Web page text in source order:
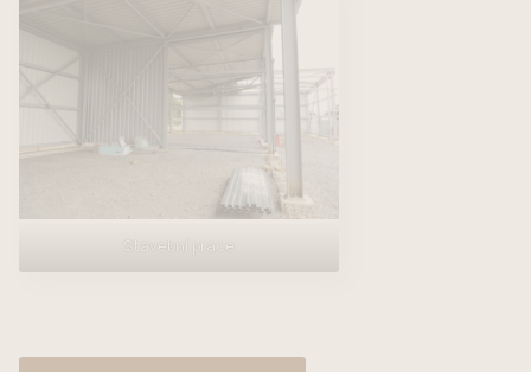
Stavební práce